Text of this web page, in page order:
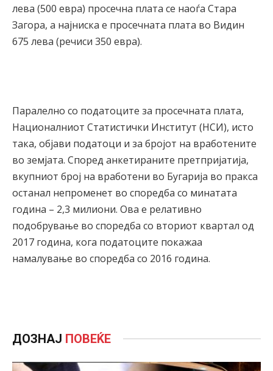
лева (500 евра) просечна плата се наоѓа Стара
Загора, а најниска е просечната плата во Видин
675 лева (речиси 350 евра).
Паралелно со податоците за просечната плата,
Националниот Статистички Институт (НСИ), исто
така, објави податоци и за бројот на вработените
во земјата. Според анкетираните претпријатија,
вкупниот број на вработени во Бугарија во пракса
останал непроменет во споредба со минатата
година – 2,3 милиони. Ова е релативно
подобрување во споредба со вториот квартал од
2017 година, кога податоците покажаа
намалување во споредба со 2016 година.
ДОЗНАЈ ПОВЕЌЕ